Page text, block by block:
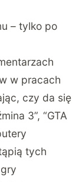
– tylko po
w pracach
czy da się
3”, “GTA
tych